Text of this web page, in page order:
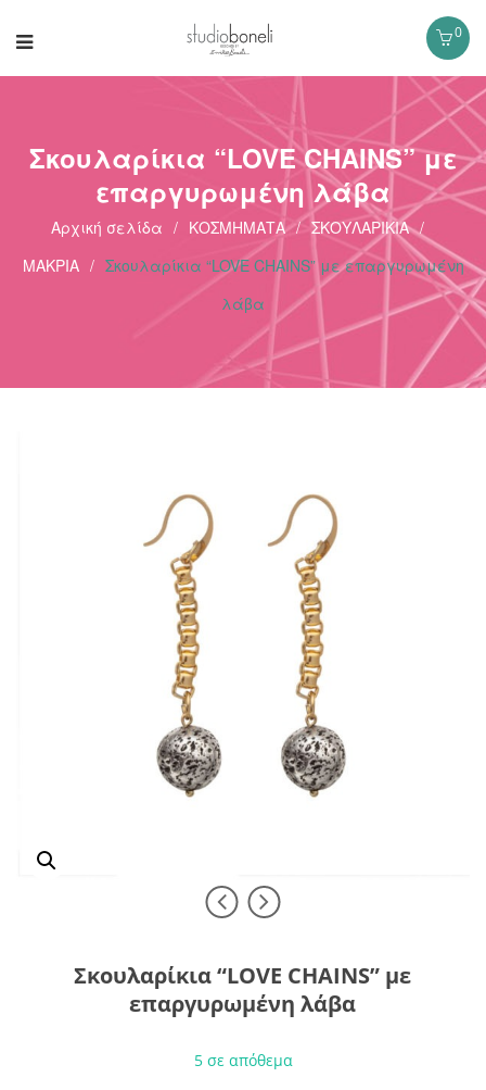
0
Σκουλαρίκια “LOVE CHAINS” με
επαργυρωμένη λάβα
Αρχική σελίδα / ΚΟΣΜΗΜΑΤΑ / ΣΚΟΥΛΑΡΙΚΙΑ /
ΜΑΚΡΙΑ / Σκουλαρίκια “LOVE CHAINS” με επαργυρωμένη
λάβα
Σκουλαρίκια “LOVE CHAINS” με
επαργυρωμένη λάβα
5 σε απόθεμα